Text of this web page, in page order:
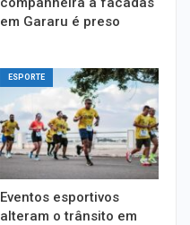
em Gararu é preso
ESPORTE
Eventos esportivos
alteram o trânsito em